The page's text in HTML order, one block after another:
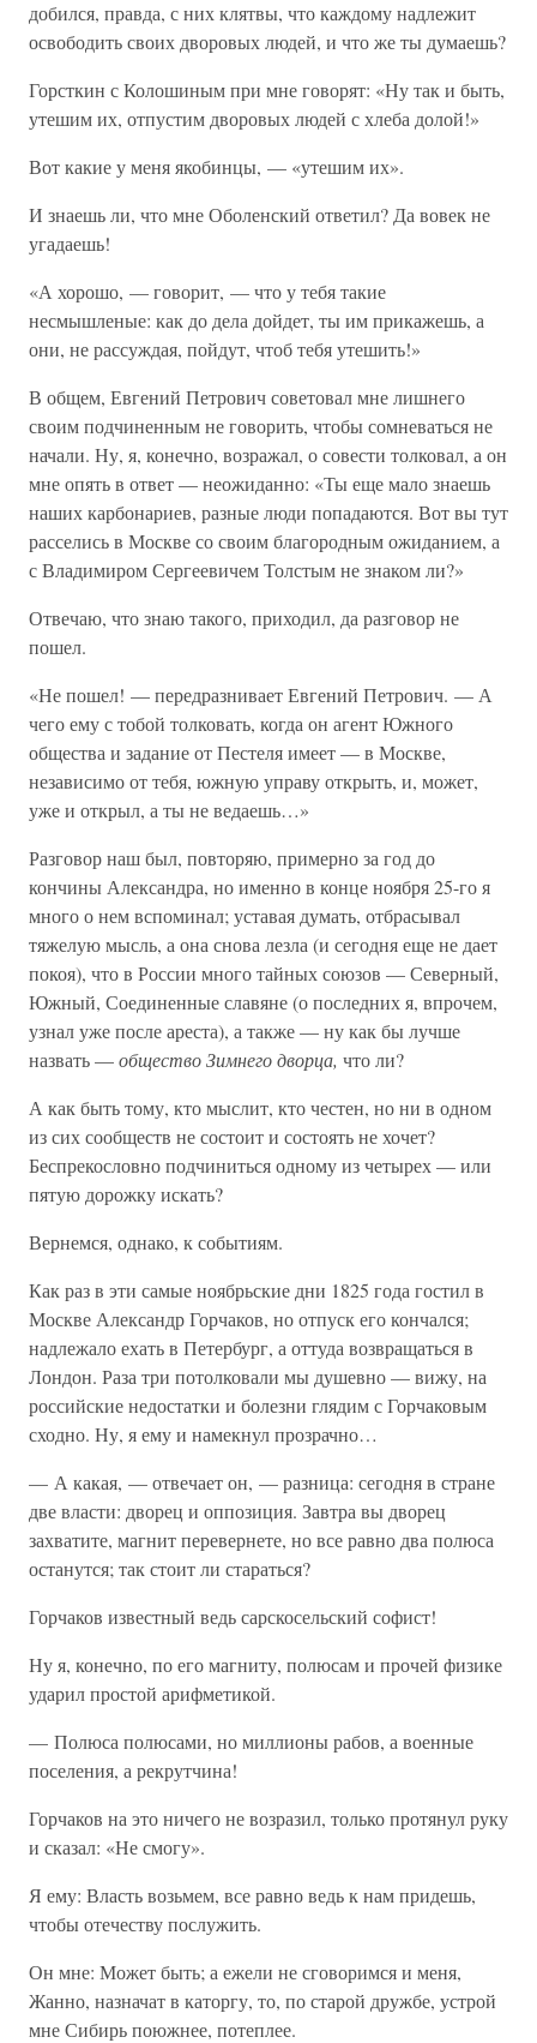
добился, правда, с них клятвы, что каждому надлежит
освободить своих дворовых людей, и что же ты думаешь?
Горсткин с Колошиным при мне говорят: «Ну так и быть,
утешим их, отпустим дворовых людей с хлеба долой!»
Вот какие у меня якобинцы, — «утешим их».
И знаешь ли, что мне Оболенский ответил? Да вовек не
угадаешь!
«А хорошо, — говорит, — что у тебя такие
несмышленые: как до дела дойдет, ты им прикажешь, а
они, не рассуждая, пойдут, чтоб тебя утешить!»
В общем, Евгений Петрович советовал мне лишнего
своим подчиненным не говорить, чтобы сомневаться не
начали. Ну, я, конечно, возражал, о совести толковал, а он
мне опять в ответ — неожиданно: «Ты еще мало знаешь
наших карбонариев, разные люди попадаются. Вот вы тут
расселись в Москве со своим благородным ожиданием, а
с Владимиром Сергеевичем Толстым не знаком ли?»
Отвечаю, что знаю такого, приходил, да разговор не
пошел.
«Не пошел! — передразнивает Евгений Петрович. — А
чего ему с тобой толковать, когда он агент Южного
общества и задание от Пестеля имеет — в Москве,
независимо от тебя, южную управу открыть, и, может,
уже и открыл, а ты не ведаешь…»
Разговор наш был, повторяю, примерно за год до
кончины Александра, но именно в конце ноября 25-го я
много о нем вспоминал; уставая думать, отбрасывал
тяжелую мысль, а она снова лезла (и сегодня еще не дает
покоя), что в России много тайных союзов — Северный,
Южный, Соединенные славяне (о последних я, впрочем,
узнал уже после ареста), а также — ну как бы лучше
назвать —общество Зимнего дворца, что ли?
А как быть тому, кто мыслит, кто честен, но ни в одном
из сих сообществ не состоит и состоять не хочет?
Беспрекословно подчиниться одному из четырех — или
пятую дорожку искать?
Вернемся, однако, к событиям.
Как раз в эти самые ноябрьские дни 1825 года гостил в
Москве Александр Горчаков, но отпуск его кончался;
надлежало ехать в Петербург, а оттуда возвращаться в
Лондон. Раза три потолковали мы душевно — вижу, на
российские недостатки и болезни глядим с Горчаковым
сходно. Ну, я ему и намекнул прозрачно…
— А какая, — отвечает он, — разница: сегодня в стране
две власти: дворец и оппозиция. Завтра вы дворец
захватите, магнит перевернете, но все равно два полюса
останутся; так стоит ли стараться?
Горчаков известный ведь сарскосельский софист!
Ну я, конечно, по его магниту, полюсам и прочей физике
ударил простой арифметикой.
— Полюса полюсами, но миллионы рабов, а военные
поселения, а рекрутчина!
Горчаков на это ничего не возразил, только протянул руку
и сказал: «Не смогу».
Я ему: Власть возьмем, все равно ведь к нам придешь,
чтобы отечеству послужить.
Он мне: Может быть; а ежели не сговоримся и меня,
Жанно, назначат в каторгу, то, по старой дружбе, устрой
мне Сибирь поюжнее, потеплее.